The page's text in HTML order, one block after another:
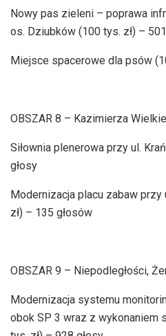
Nowy pas zieleni – poprawa
os. Dziubków (100 tys. zł) –
Miejsce spacerowe dla psów
OBSZAR 8 – Kazimierza
Siłownia plenerowa przy ul.
głosy
Modernizacja placu zabaw przy
zł) – 135 głosów
OBSZAR 9 – Niepodległości,
Modernizacja systemu
obok SP 3 wraz z wykonaniem